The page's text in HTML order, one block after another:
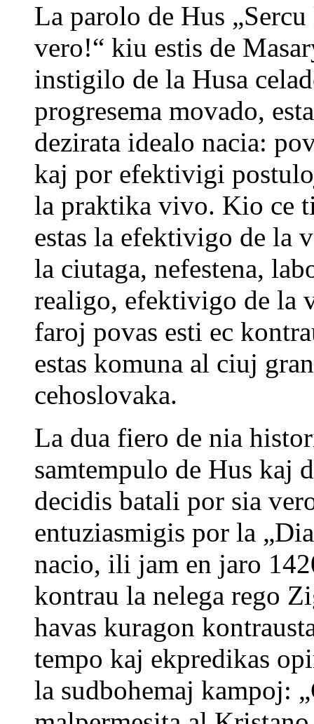
La parolo de Hus
vero!“ kiu estis de
instigilo de la Husa
progresema movado,
dezirata idealo nacia:
kaj por efektivigi
la praktika vivo. Kio ce
estas la efektivigo de la
la ciutaga, nefestena,
realigo, efektivigo de la
faroj povas esti ec
estas komuna al ciuj
cehoslovaka.
La dua fiero de nia
samtempulo de Hus kaj
decidis batali por sia
entuziasmigis por la
nacio, ili jam en jaro
kontrau la nelega rego
havas kuragon
tempo kaj ekpredikas
la sudbohemaj kampoj: